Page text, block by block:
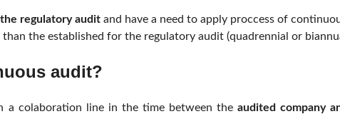
regulatory audit and have a need to apply proccess of
than the established for the regulatory audit (quadrennial or
audit?
a colaboration line in the time between theaudited company